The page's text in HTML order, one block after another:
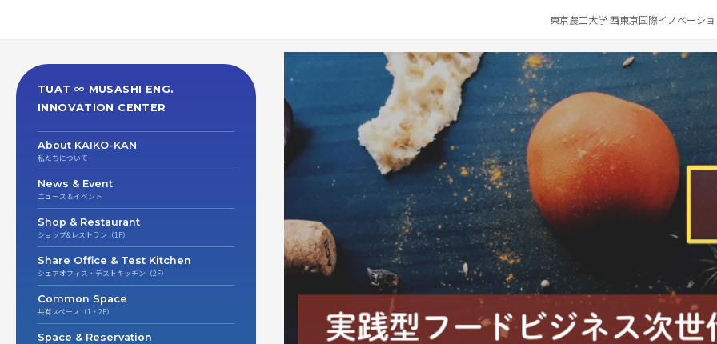
東京農工大学 西東京国際イノベーシ
TUAT ∞ MUSASHI ENG.
INNOVATION CENTER
About KAIKO-KAN
私たちについて
News & Event
ニュース＆イベント
Shop & Restaurant
ショップ&レストラン（1F）
Share Office & Test Kitchen
シェアオフィス・テストキッチン（2F）
Common Space
共有スペース（1・2F）
Space & Reservation